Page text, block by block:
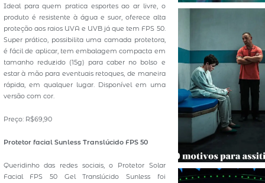
Ideal para quem pratica esportes ao ar livre, o
produto é resistente à água e suor, oferece alta
proteção aos raios UVA e UVB já que tem FPS 50.
Super prático, possibilita uma camada protetora,
é fácil de aplicar, tem embalagem compacta em
tamanho reduzido (15g) para caber no bolso e
estar à mão para eventuais retoques, de maneira
rápida, em qualquer lugar. Disponível em uma
versão com cor.
Preço: R$69,90
Protetor facial Sunless Translúcido FPS 50
Queridinho das redes sociais, o Protetor Solar
Facial FPS 50 Gel Translúcido Sunless foi